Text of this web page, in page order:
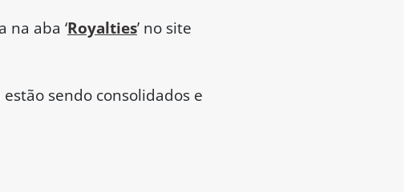
aba ‘Royalties’ no site
sendo consolidados e